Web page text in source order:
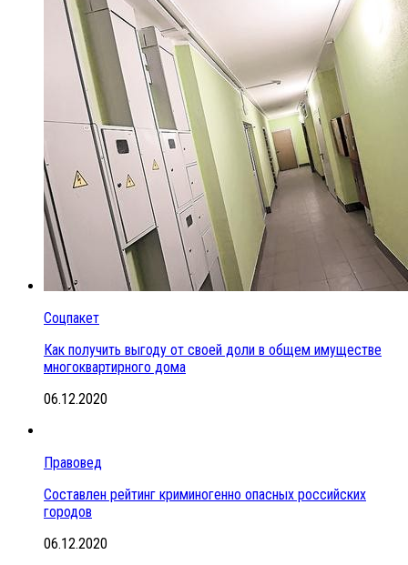
Соцпакет
Как получить выгоду от своей доли в общем имуществе
многоквартирного дома
06.12.2020
Правовед
Составлен рейтинг криминогенно опасных российских
городов
06.12.2020